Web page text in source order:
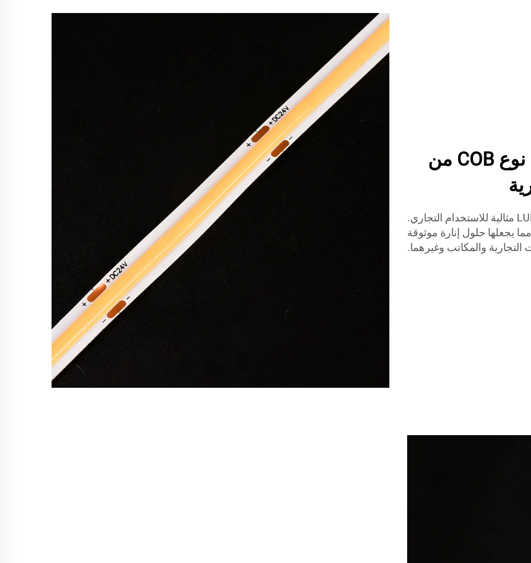
مرنة وكفؤة: شرائح LED من نوع COB من
شريطات LED من نوع COB الخاصة بـ LUMIMORE مثالية للاستخدام التجاري.
يجعلها حلول إنارة موثوقة
التجارية والمكاتب وغيرهما.